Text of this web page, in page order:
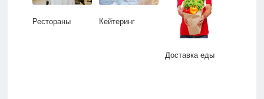
Рестораны Кейтеринг
Доставка еды